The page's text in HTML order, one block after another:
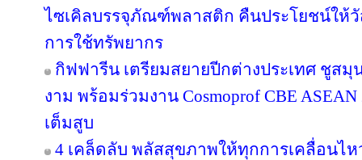
ไซเคิลบรรจุภัณฑ์พลาสติก คืนประโยชน์ให้
การใช้ทรัพยากร
กิฟฟารีน เตรียมสยายปีกต่างประเทศ ชูสมุ
งาม พร้อมร่วมงาน Cosmoprof CBE
เต็มสูบ
4 เคล็ดลับ พลัสสุขภาพให้ทุกการเคลื่อนไ